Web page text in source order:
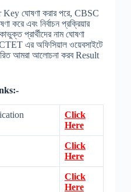
ঘোষণা করার পরে, CBSC
এবং নির্বাচন প্রক্রিয়ার
প্রার্থীদের নাম ঘোষণা
এর অফিসিয়াল ওয়েবসাইটে
আমরা আলোচনা করব Result
Click
Here
Click
Here
Click
Here